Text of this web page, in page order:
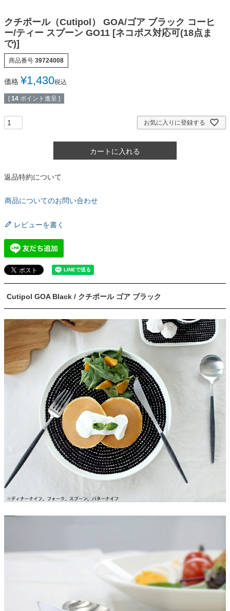
クチポール（Cutipol） GOA/ゴア ブラック コーヒ
ー/ティー スプーン GO11 [ネコポス対応可(18点ま
で)]
商品番号 39724008
価格 ¥1,430税込
[ 14 ポイント進呈 ]
お気に入りに登録する
カートに入れる
返品特約について
商品についてのお問い合わせ
レビューを書く
Cutipol GOA Black / クチポール ゴア ブラック